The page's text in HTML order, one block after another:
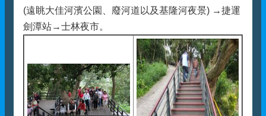
(遠眺大佳河濱公園、廢河道以及基隆河夜景) →捷運
劍潭站→士林夜市。